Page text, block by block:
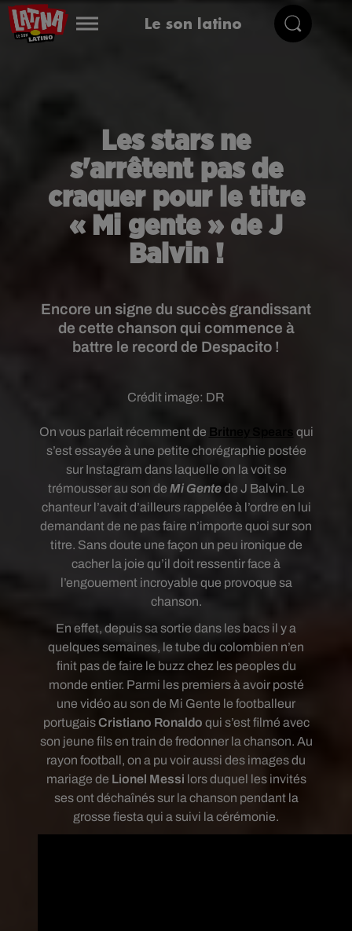
Le son latino
Les stars ne
s'arrêtent pas de
craquer pour le titre
« Mi gente » de J
Balvin !
Encore un signe du succès grandissant
de cette chanson qui commence à
battre le record de Despacito !
Crédit image: DR
On vous parlait récemment de Britney Spears
qui
s’est essayée à une petite chorégraphie postée
sur Instagram dans laquelle on la voit se
trémousser au son de Mi Gentede J Balvin. Le
chanteur l’avait d’ailleurs rappelée à l’ordre en lui
demandant de ne pas faire n’importe quoi sur son
titre. Sans doute une façon un peu ironique de
cacher la joie qu’il doit ressentir face à
l’engouement incroyable que provoque sa
chanson.
En effet, depuis sa sortie dans les bacs il y a
quelques semaines, le tube du colombien n’en
finit pas de faire le buzz chez les peoples du
monde entier. Parmi les premiers à avoir posté
une vidéo au son de Mi Gente le footballeur
portugaisCristiano Ronaldo qui s’est filmé avec
son jeune fils en train de fredonner la chanson. Au
rayon football, on a pu voir aussi des images du
mariage de Lionel Messi lors duquel les invités
ses ont déchaînés sur la chanson pendant la
grosse fiesta qui a suivi la cérémonie.